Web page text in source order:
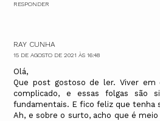
RESPONDER
RAY CUNHA
15 DE AGOSTO DE 2021 ÀS 16:48
Olá,
Que post gostoso de ler. Viver em
complicado, e essas folgas são
fundamentais. E fico feliz que tenha
Ah, e sobre o surto, acho que é